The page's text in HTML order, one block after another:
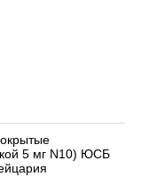
5 мг N10) ЮСБ